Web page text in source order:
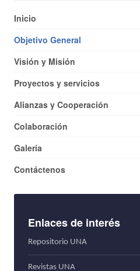
Inicio
Objetivo General
Visión y Misión
Proyectos y servicios
Alianzas y Cooperación
Colaboración
Galería
Contáctenos
Enlaces de interés
Repositorio UNA
Revistas UNA